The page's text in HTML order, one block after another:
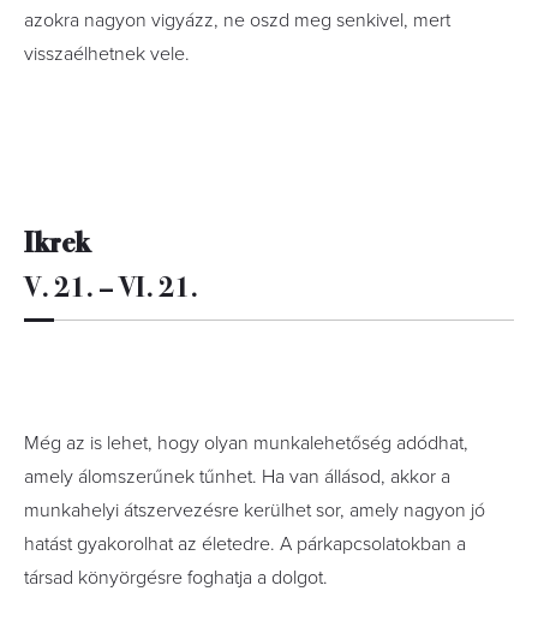
azokra nagyon vigyázz, ne oszd meg senkivel, mert
visszaélhetnek vele.
Ikrek
V. 21. – VI. 21.
Még az is lehet, hogy olyan munkalehetőség adódhat,
amely álomszerűnek tűnhet. Ha van állásod, akkor a
munkahelyi átszervezésre kerülhet sor, amely nagyon jó
hatást gyakorolhat az életedre. A párkapcsolatokban a
társad könyörgésre foghatja a dolgot.